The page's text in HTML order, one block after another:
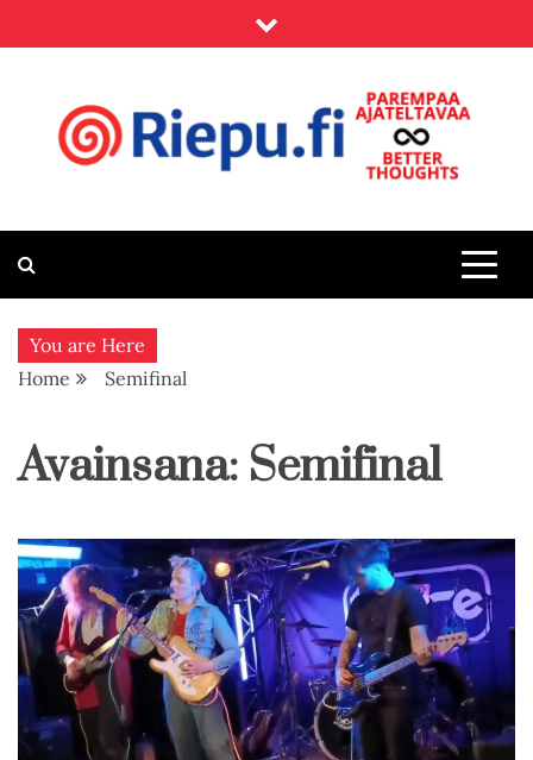
to
Riepu.fi
You are Here
Home
Semifinal
Avainsana: Semifinal